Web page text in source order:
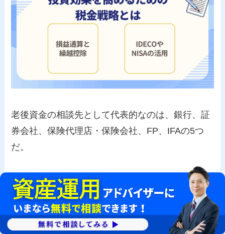
老後資金の相談先として代表的なのは、銀行、証
券会社、保険代理店・保険会社、FP、IFAの5つ
だ。
それぞれの特徴を、まず一覧で確認しておこう。
スクロールできます